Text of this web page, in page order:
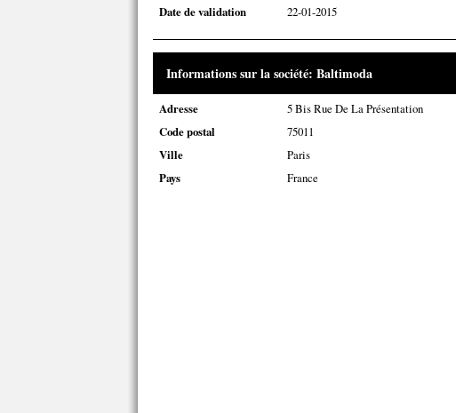
Date de validation
22-01-2015
Informations sur la société: Baltimoda
Adresse
5 Bis Rue De La Présentation
Code postal
75011
Ville
Paris
Pays
France